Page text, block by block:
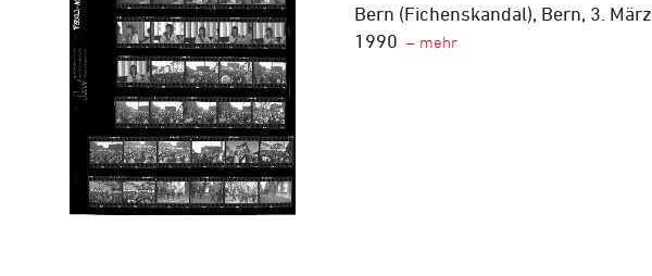
Bern (Fichenskandal), Bern, 3. März
1990